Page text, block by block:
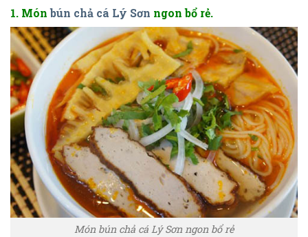
1. Mónbún chả cá Lý Sơn ngon bổ rẻ.
Món bún chả cá Lý Sơn ngon bổ rẻ